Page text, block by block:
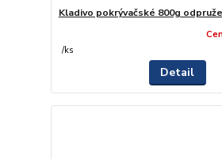
Kladivo pokrývačské 800g
/ks
Detail